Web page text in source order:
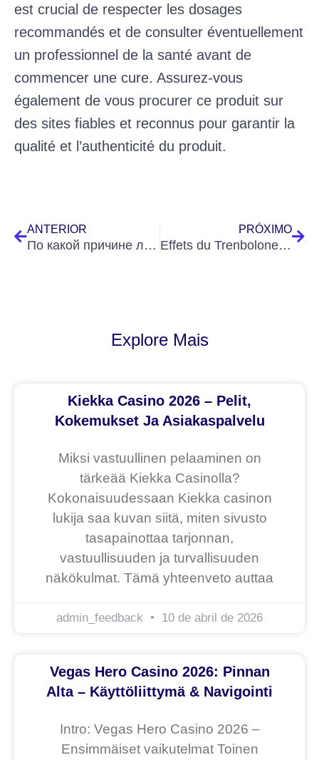
est crucial de respecter les dosages
recommandés et de consulter éventuellement
un professionnel de la santé avant de
commencer une cure. Assurez-vous
également de vous procurer ce produit sur
des sites fiables et reconnus pour garantir la
qualité et l’authenticité du produit.
ANTERIOR
По какой причине людской натуре нравится anticipation
PRÓXIMO
Effets du Trenbolone Acetate 100 : Ce qu’il faut savoir
Explore Mais
Kiekka Casino 2026 – Pelit,
Kokemukset Ja Asiakaspalvelu
Miksi vastuullinen pelaaminen on
tärkeää Kiekka Casinolla?
Kokonaisuudessaan Kiekka casinon
lukija saa kuvan siitä, miten sivusto
tasapainottaa tarjonnan,
vastuullisuuden ja turvallisuuden
näkökulmat. Tämä yhteenveto auttaa
admin_feedback 10 de abril de 2026
Vegas Hero Casino 2026: Pinnan
Alta – Käyttöliittymä & Navigointi
Intro: Vegas Hero Casino 2026 –
Ensimmäiset vaikutelmat Toinen